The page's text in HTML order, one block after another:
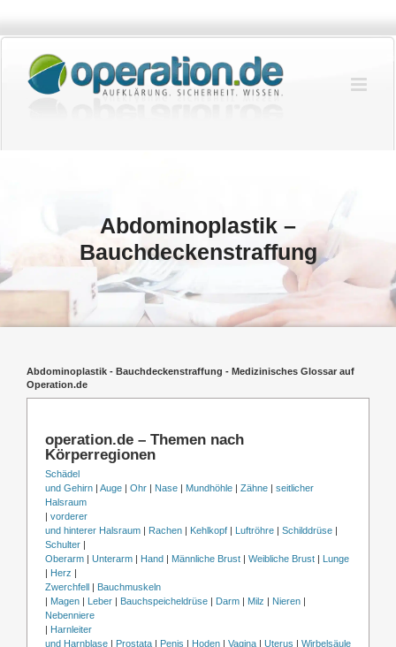
springen
Abdominoplastik –
Bauchdeckenstraffung
Abdominoplastik - Bauchdeckenstraffung - Medizinisches Glossar auf
Operation.de
operation.de – Themen nach
Körperregionen
Schädel
und Gehirn | Auge | Ohr | Nase | Mundhöhle | Zähne | seitlicher
Halsraum
| vorderer
und hinterer Halsraum | Rachen | Kehlkopf | Luftröhre | Schilddrüse |
Schulter |
Oberarm | Unterarm | Hand | Männliche Brust | Weibliche Brust | Lunge
| Herz |
Zwerchfell | Bauchmuskeln
| Magen | Leber | Bauchspeicheldrüse | Darm | Milz | Nieren |
Nebenniere
| Harnleiter
und Harnblase | Prostata | Penis | Hoden | Vagina | Uterus | Wirbelsäule